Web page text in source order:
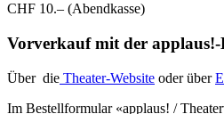
CHF 10.– (Abendkasse)
Vorverkauf mit der
Über die Theater-Website oder über
Im Bestellformular «applaus! /